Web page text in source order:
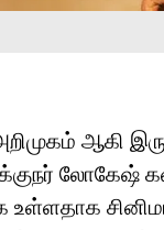
ஆகி
உள்ளதாக